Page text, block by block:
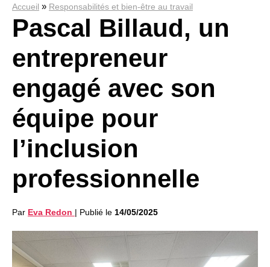
Accueil » Responsabilités et bien-être au travail
Pascal Billaud, un
entrepreneur
engagé avec son
équipe pour
l’inclusion
professionnelle
Par Eva Redon | Publié le 14/05/2025